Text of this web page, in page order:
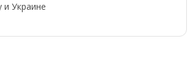
и Украине